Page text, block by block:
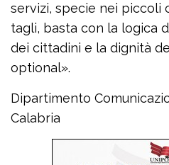
servizi, specie nei piccoli
tagli, basta con la logica
dei cittadini e la dignità
optional».
Dipartimento
Calabria